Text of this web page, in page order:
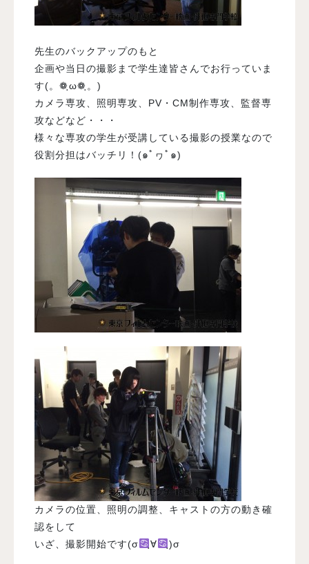
先生のバックアップのもと
企画や当日の撮影まで学生達皆さんでお行っていま
す(。❁ฺω❁ฺ。)
カメラ専攻、照明専攻、PV・CM制作専攻、監督専
攻などなど・・・
様々な専攻の学生が受講している撮影の授業なので
役割分担はバッチリ！(๑ﾟヮﾟ๑)
カメラの位置、照明の調整、キャストの方の動き確
認をして
いざ、撮影開始です(σ
ฺ∀ ฺ)σ